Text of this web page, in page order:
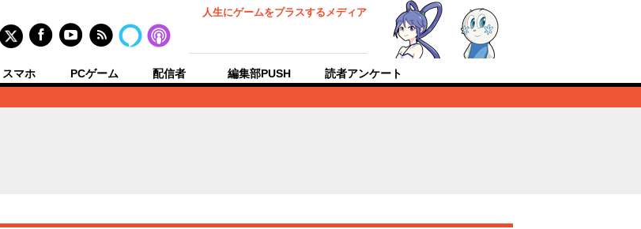
人生にゲームをプラスするメディア
スマホ PCゲーム 配信者 編集部PUSH 読者アンケート